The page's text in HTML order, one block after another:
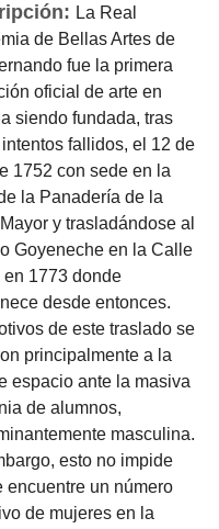
La Real
de Bellas Artes de
fue la primera
oficial de arte en
siendo fundada, tras
fallidos, el 12 de
1752 con sede en la
la Panadería de la
y trasladándose al
Goyeneche en la Calle
en 1773 donde
desde entonces.
de este traslado se
principalmente a la
espacio ante la masiva
de alumnos,
masculina.
esto no impide
encuentre un número
de mujeres en la